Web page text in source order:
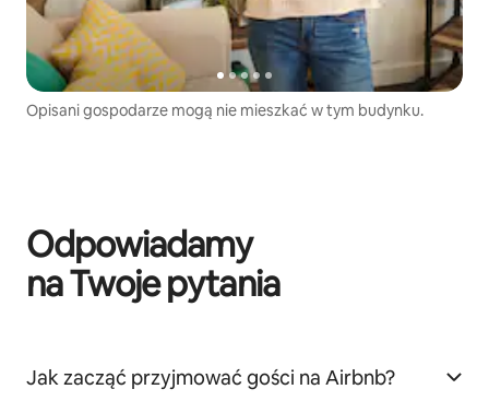
Opisani gospodarze mogą nie mieszkać w tym budynku.
Odpowiadamy
na Twoje pytania
Jak zacząć przyjmować gości na Airbnb?